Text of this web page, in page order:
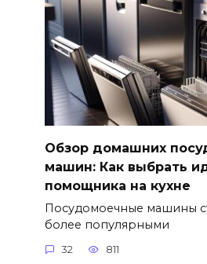
Обзор домашних
машин: Как выбрать
помощника на кухне
Посудомоечные машины
более популярными
32 811